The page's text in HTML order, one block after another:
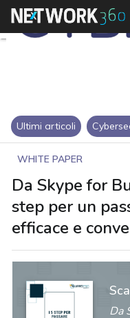
Ultimi articoli
WHITE PAPER
Da Skype for
step per un
efficace e
Da